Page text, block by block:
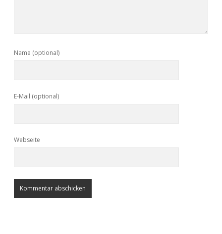
Name (optional)
E-Mail (optional)
Webseite